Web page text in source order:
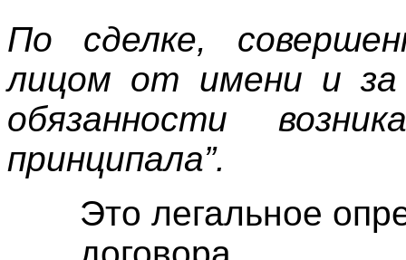
По сделке,
лицом от имени и за
обязанности
принципала”.
Это легальное